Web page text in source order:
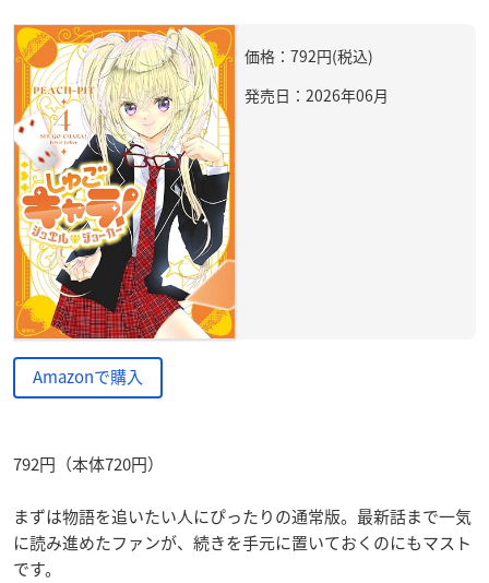
価格：792円(税込)
発売日：2026年06月
Amazonで購入
792円（本体720円）
まずは物語を追いたい人にぴったりの通常版。最新話まで一気
に読み進めたファンが、続きを手元に置いておくのにもマスト
です。